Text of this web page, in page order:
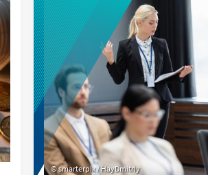
smarterpix / HayDmitriy